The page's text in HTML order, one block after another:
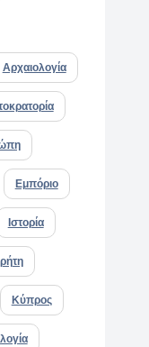
Αρχαιολογία
Εμπόριο
Ιστορία
Κύπρος